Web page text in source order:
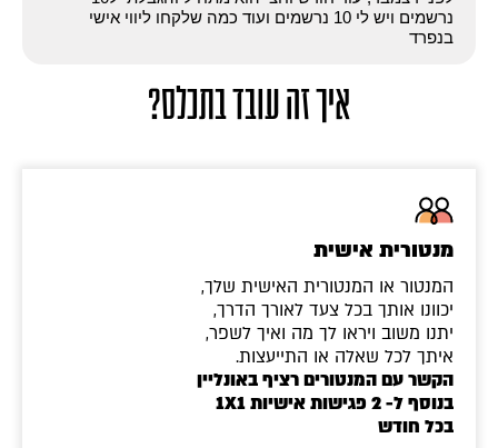
נרשמים ויש לי 10 נרשמים ועוד כמה שלקחו ליווי אישי
בנפרד
איך זה עובד בתכלס?
מנטורית אישית
המנטור או המנטורית האישית שלך,
יכוונו אותך בכל צעד לאורך הדרך,
יתנו משוב ויראו לך מה ואיך לשפר,
איתך לכל שאלה או התייעצות.
הקשר עם המנטורים רציף באונליין
בנוסף ל- 2 פגישות אישיות 1X1
בכל חודש